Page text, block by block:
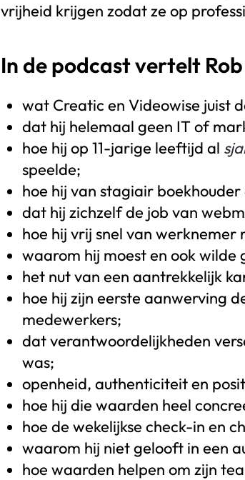
vrijheid krijgen zodat ze op
In de podcast vertelt
wat Creatic en Videowise juist
dat hij helemaal geen IT of
hoe hij op 11-jarige leeftijd al
speelde;
hoe hij van stagiair
dat hij zichzelf de job van
hoe hij vrij snel van
waarom hij moest en ook wilde
het nut van een aantrekkelijk
hoe hij zijn eerste aanwerving
medewerkers;
dat verantwoordelijkheden
was;
openheid, authenticiteit en
hoe hij die waarden heel
hoe de wekelijkse check-in en
waarom hij niet gelooft in een
hoe waarden helpen om zijn